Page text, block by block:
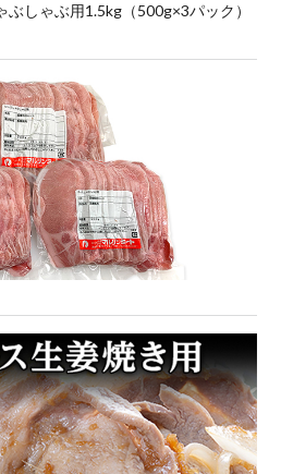
しゃぶ用1.5kg（500g×3パック）